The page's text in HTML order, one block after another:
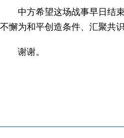
中方希望这场战事早日结
不懈为和平创造条件、汇聚共
谢谢。